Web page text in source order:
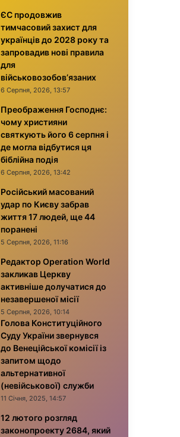
ЄС продовжив
тимчасовий захист для
українців до 2028 року та
запровадив нові правила
для
військовозобов’язаних
6 Серпня, 2026, 13:57
Преображення Господнє:
чому християни
святкують його 6 серпня і
де могла відбутися ця
біблійна подія
6 Серпня, 2026, 13:42
Російський масований
удар по Києву забрав
життя 17 людей, ще 44
поранені
5 Серпня, 2026, 11:16
Редактор Operation World
закликав Церкву
активніше долучатися до
незавершеної місії
5 Серпня, 2026, 10:14
Голова Конституційного
Суду України звернувся
до Венеційської комісії із
запитом щодо
альтернативної
(невійськової) служби
11 Січня, 2025, 14:57
12 лютого розгляд
законопроекту 2684, який